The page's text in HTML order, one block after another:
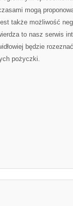
mogą
także możliwość
to nasz serwis
będzie
pożyczki.